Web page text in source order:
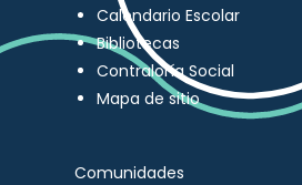
Calendario Escolar
Bibliotecas
Contraloría Social
Mapa de sitio
Comunidades